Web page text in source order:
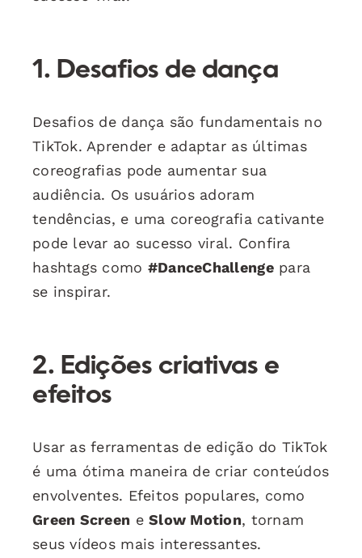
1. Desafios de dança
Desafios de dança são fundamentais no
TikTok. Aprender e adaptar as últimas
coreografias pode aumentar sua
audiência. Os usuários adoram
tendências, e uma coreografia cativante
pode levar ao sucesso viral. Confira
hashtags como #DanceChallengepara
se inspirar.
2. Edições criativas e
efeitos
Usar as ferramentas de edição do TikTok
é uma ótima maneira de criar conteúdos
envolventes. Efeitos populares, como
Green Screen eSlow Motion, tornam
seus vídeos mais interessantes.